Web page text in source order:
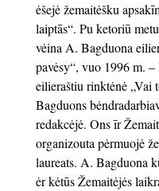
ėšejė žemaitėšku
laiptās“. Pu ketoriū
vėina A. Bagduona
pavėsy“, vuo 1996 m.
eilieraštiu rinktėnė
Bagduons
redakcėjė. Ons īr
organizouta pėrmuojė
laureats. A. Bagduona
ėr kėtūs Žemaitėjės